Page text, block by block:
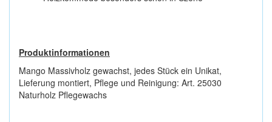
Produktinformationen
Mango Massivholz gewachst, jedes Stück ein Unikat,
Lieferung montiert, Pflege und Reinigung: Art. 25030
Naturholz Pflegewachs